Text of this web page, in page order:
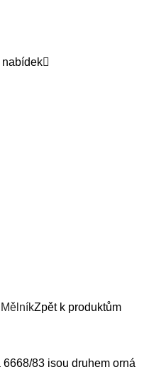
Zpět k produktům
83 jsou druhem orná